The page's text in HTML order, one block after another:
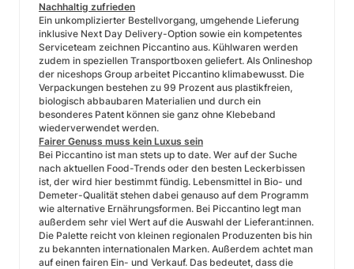
Nachhaltig zufrieden
Ein unkomplizierter Bestellvorgang, umgehende Lieferung
inklusive Next Day Delivery-Option sowie ein kompetentes
Serviceteam zeichnen Piccantino aus. Kühlwaren werden
zudem in speziellen Transportboxen geliefert. Als Onlineshop
der niceshops Group arbeitet Piccantino klimabewusst. Die
Verpackungen bestehen zu 99 Prozent aus plastikfreien,
biologisch abbaubaren Materialien und durch ein
besonderes Patent können sie ganz ohne Klebeband
wiederverwendet werden.
Fairer Genuss muss kein Luxus sein
Bei Piccantino ist man stets up to date. Wer auf der Suche
nach aktuellen Food-Trends oder den besten Leckerbissen
ist, der wird hier bestimmt fündig. Lebensmittel in Bio- und
Demeter-Qualität stehen dabei genauso auf dem Programm
wie alternative Ernährungsformen. Bei Piccantino legt man
außerdem sehr viel Wert auf die Auswahl der Lieferant:innen.
Die Palette reicht von kleinen regionalen Produzenten bis hin
zu bekannten internationalen Marken. Außerdem achtet man
auf einen fairen Ein- und Verkauf. Das bedeutet, dass die